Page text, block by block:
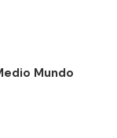
Mundo